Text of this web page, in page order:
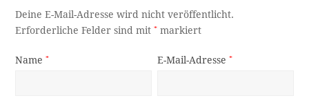
Deine E-Mail-Adresse wird nicht veröffentlicht.
Erforderliche Felder sind mit* markiert
Name* E-Mail-Adresse*